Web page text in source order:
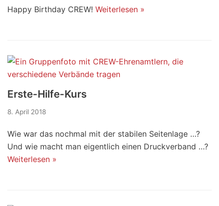
Happy Birthday CREW! Weiterlesen »
Erste-Hilfe-Kurs
8. April 2018
Wie war das nochmal mit der stabilen Seitenlage …?
Und wie macht man eigentlich einen Druckverband …?
Weiterlesen »